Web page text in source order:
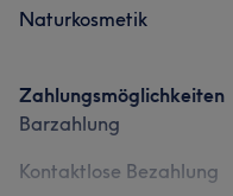
Naturkosmetik
Zahlungsmöglichkeiten
Barzahlung
Kontaktlose Bezahlung